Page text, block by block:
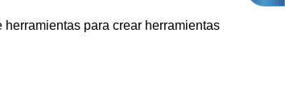
para crear herramientas